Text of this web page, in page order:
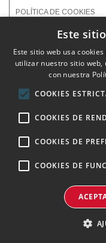
POLÍTICA DE COOKIES
POLÍTICA DE PRIVACIDAD
Lea las
instrucciones
Este
Este sitio web usa
utilizar nuestro sitio web,
con nuestra
COOKIES
COOKIES DE
COOKIES DE
COOKIES DE